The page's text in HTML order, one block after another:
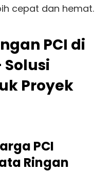
cepat dan hemat.
PCI di
Proyek
PCI
Ringan